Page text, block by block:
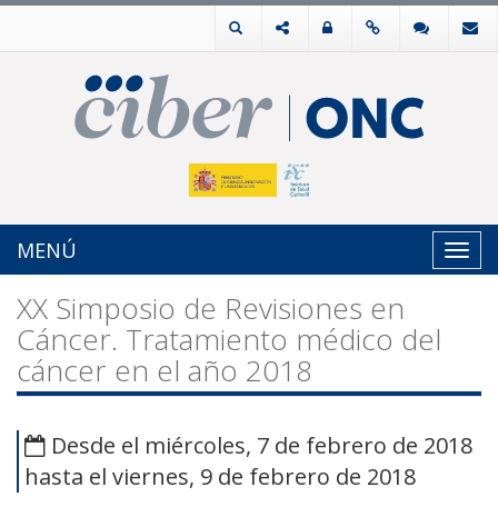
MENÚ
XX Simposio de Revisiones en
Cáncer. Tratamiento médico del
cáncer en el año 2018
Desde el miércoles, 7 de febrero de 2018
hasta el viernes, 9 de febrero de 2018